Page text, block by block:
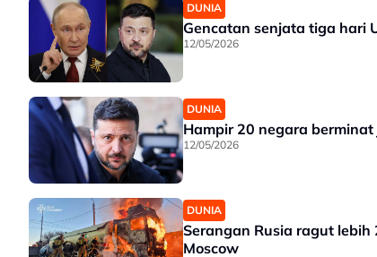
DUNIA
Gencatan senjata tiga hari
12/05/2026
DUNIA
Hampir 20 negara
12/05/2026
DUNIA
Serangan Rusia ragut
Moscow